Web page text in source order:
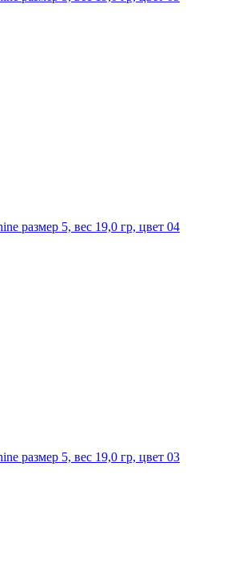
размер 5, вес 19,0 гр, цвет 04
размер 5, вес 19,0 гр, цвет 03